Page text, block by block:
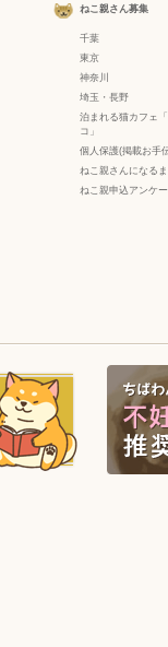
ねこ親さん募集
千葉
東京
神奈川
埼玉・長野
泊まれる猫カフェ
コ」
個人保護(掲載お手
ねこ親さんになる
ねこ親申込アンケ